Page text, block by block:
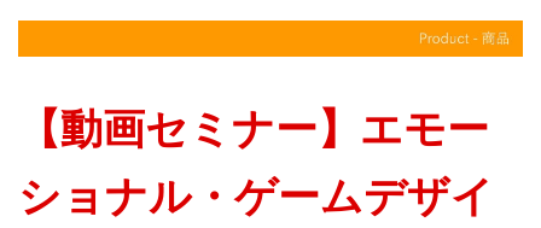
【動画セミナー】エモー
ショナル・ゲームデザイ